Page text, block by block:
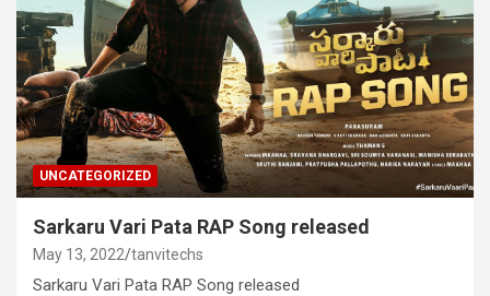
UNCATEGORIZED
Sarkaru Vari Pata RAP Song released
May 13, 2022 tanvitechs
Sarkaru Vari Pata RAP Song released